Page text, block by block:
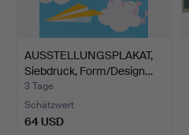
AUSSTELLUNGSPLAKAT,
Siebdruck, Form/Design…
3 Tage
Schätzwert
64 USD